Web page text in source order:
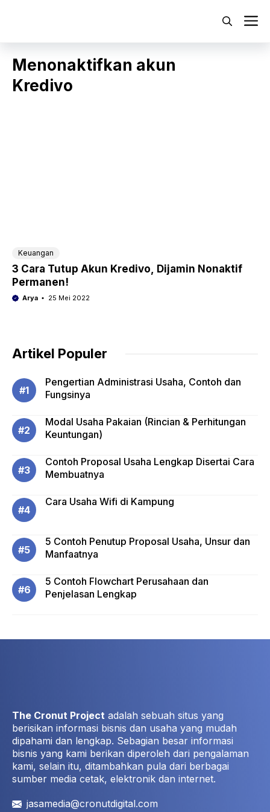
Menonaktifkan akun
Kredivo
Keuangan
3 Cara Tutup Akun Kredivo, Dijamin Nonaktif
Permanen!
Arya 25 Mei 2022
Artikel Populer
Pengertian Administrasi Usaha, Contoh dan
Fungsinya
Modal Usaha Pakaian (Rincian & Perhitungan
Keuntungan)
Contoh Proposal Usaha Lengkap Disertai Cara
Membuatnya
Cara Usaha Wifi di Kampung
5 Contoh Penutup Proposal Usaha, Unsur dan
Manfaatnya
5 Contoh Flowchart Perusahaan dan
Penjelasan Lengkap
The Cronut Project adalah sebuah situs yang
berisikan informasi bisnis dan usaha yang mudah
dipahami dan lengkap. Sebagian besar informasi
bisnis yang kami berikan diperoleh dari pengalaman
kami, selain itu, ditambahkan pula dari berbagai
sumber media cetak, elektronik dan internet.
jasamedia@cronutdigital.com